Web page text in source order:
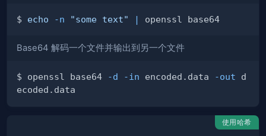
$ echo -n "some text" |
Base64 解码一个文件并输出到另一个文件
$ openssl base64 -d -in encode­d.data -out d
使用哈希